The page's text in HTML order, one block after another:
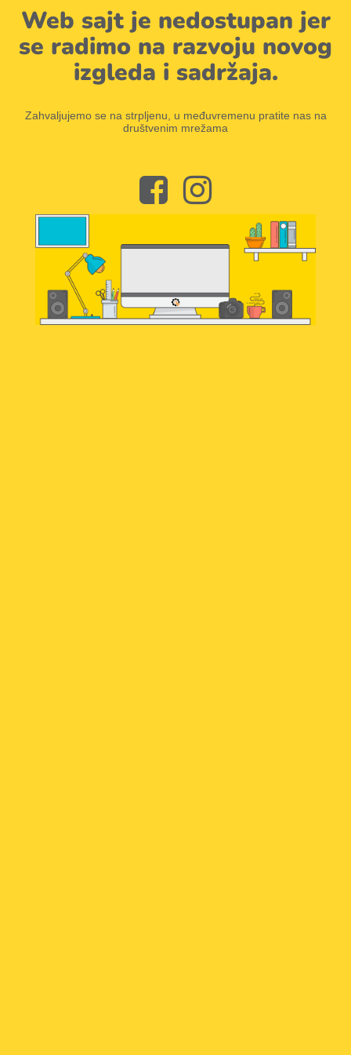
Web sajt je nedostupan jer
se radimo na razvoju novog
izgleda i sadržaja.
Zahvaljujemo se na strpljenu, u međuvremenu pratite nas na
društvenim mrežama